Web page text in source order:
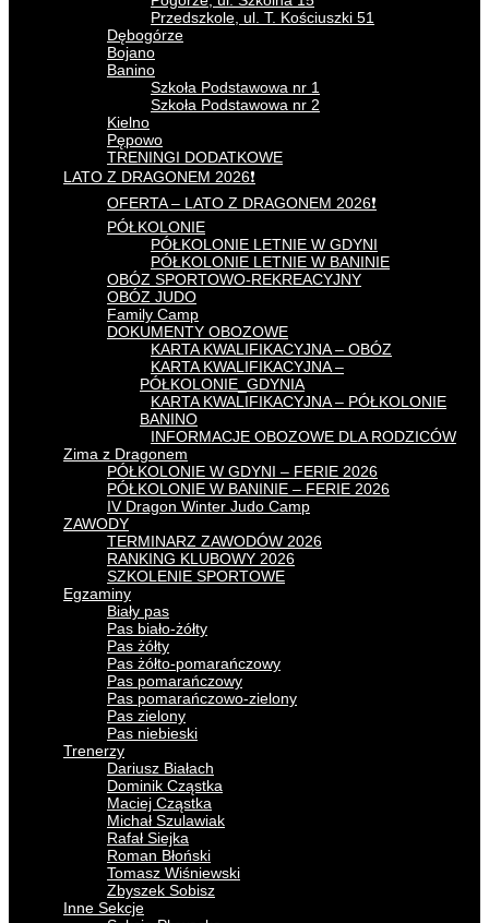
Przedszkole, ul. T. Kościuszki 51
Dębogórze
Bojano
Banino
Szkoła Podstawowa nr 1
Szkoła Podstawowa nr 2
Kielno
Pępowo
TRENINGI DODATKOWE
LATO Z DRAGONEM 2026❗
OFERTA – LATO Z DRAGONEM 2026❗
PÓŁKOLONIE
PÓŁKOLONIE LETNIE W GDYNI
PÓŁKOLONIE LETNIE W BANINIE
OBÓZ SPORTOWO-REKREACYJNY
OBÓZ JUDO
Family Camp
DOKUMENTY OBOZOWE
KARTA KWALIFIKACYJNA – OBÓZ
KARTA KWALIFIKACYJNA –
PÓŁKOLONIE_GDYNIA
KARTA KWALIFIKACYJNA – PÓŁKOLONIE
BANINO
INFORMACJE OBOZOWE DLA RODZICÓW
Zima z Dragonem
PÓŁKOLONIE W GDYNI – FERIE 2026
PÓŁKOLONIE W BANINIE – FERIE 2026
IV Dragon Winter Judo Camp
ZAWODY
TERMINARZ ZAWODÓW 2026
RANKING KLUBOWY 2026
SZKOLENIE SPORTOWE
Egzaminy
Biały pas
Pas biało-żółty
Pas żółty
Pas żółto-pomarańczowy
Pas pomarańczowy
Pas pomarańczowo-zielony
Pas zielony
Pas niebieski
Trenerzy
Dariusz Białach
Dominik Cząstka
Maciej Cząstka
Michał Szulawiak
Rafał Siejka
Roman Błoński
Tomasz Wiśniewski
Zbyszek Sobisz
Inne Sekcje